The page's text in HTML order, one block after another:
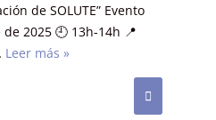
de SOLUTE” Evento
2025 🕘 13h-14h 📍
Leer más »